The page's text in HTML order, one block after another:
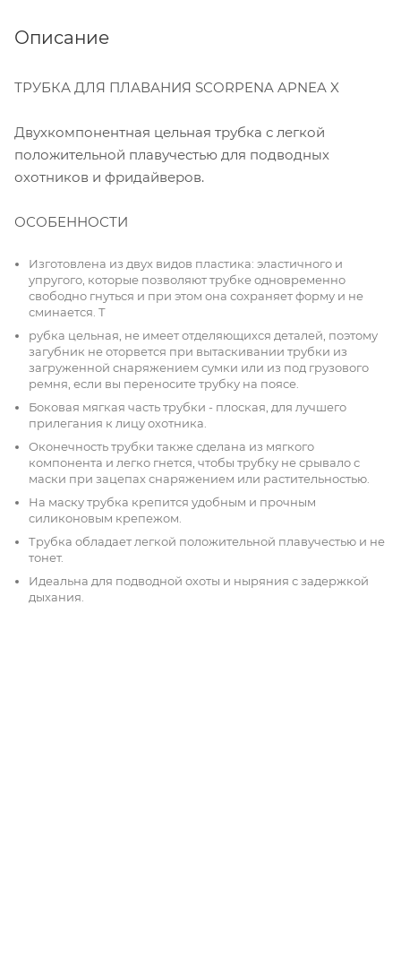
Описание
ТРУБКА ДЛЯ ПЛАВАНИЯ SCORPENA APNEA X
Двухкомпонентная цельная трубка с легкой
положительной плавучестью для подводных
охотников и фридайверов.
ОСОБЕННОСТИ
Изготовлена из двух видов пластика: эластичного и
упругого, которые позволяют трубке одновременно
свободно гнуться и при этом она сохраняет форму и не
сминается. Т
рубка цельная, не имеет отделяющихся деталей, поэтому
загубник не оторвется при вытаскивании трубки из
загруженной снаряжением сумки или из под грузового
ремня, если вы переносите трубку на поясе.
Боковая мягкая часть трубки - плоская, для лучшего
прилегания к лицу охотника.
Оконечность трубки также сделана из мягкого
компонента и легко гнется, чтобы трубку не срывало с
маски при зацепах снаряжением или растительностью.
На маску трубка крепится удобным и прочным
силиконовым крепежом.
Трубка обладает легкой положительной плавучестью и не
тонет.
Идеальна для подводной охоты и ныряния с задержкой
дыхания.